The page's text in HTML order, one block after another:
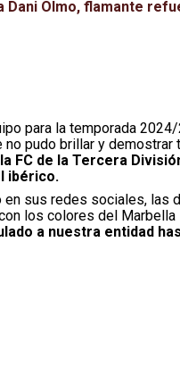
Dani Olmo, flamante
para la temporada
pudo brillar y
FC de la Tercera
ibérico.
sus redes sociales, las
los colores del
a nuestra entidad